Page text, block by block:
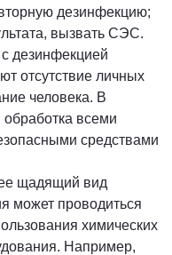
дезинфекцию;
вызвать СЭС.
дезинфекцией
отсутствие личных
человека. В
всеми
средствами
щадящий вид
может проводиться
химических
Например,